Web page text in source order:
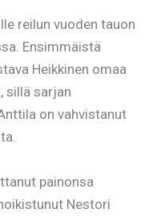
reilun vuoden tauon
Ensimmäistä
Heikkinen omaa
sillä sarjan
on vahvistanut
painonsa
Nestori